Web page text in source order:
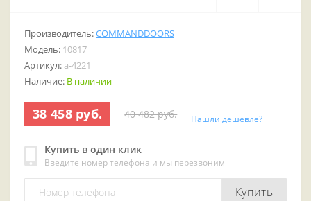
Производитель:COMMANDDOORS
Модель: 10817
Артикул: a-4221
Наличие: В наличии
38 458 руб. 40 482 руб. Нашли дешевле?
Купить в один клик
Введите номер телефона и мы перезвоним
Купить